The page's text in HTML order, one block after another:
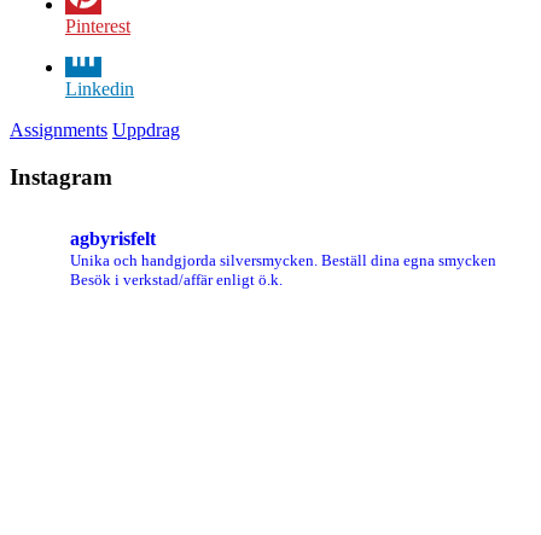
Pinterest
Linkedin
Assignments Uppdrag
Instagram
agbyrisfelt
Unika och handgjorda silversmycken. Beställ dina egna smycken
Besök i verkstad/affär enligt ö.k.